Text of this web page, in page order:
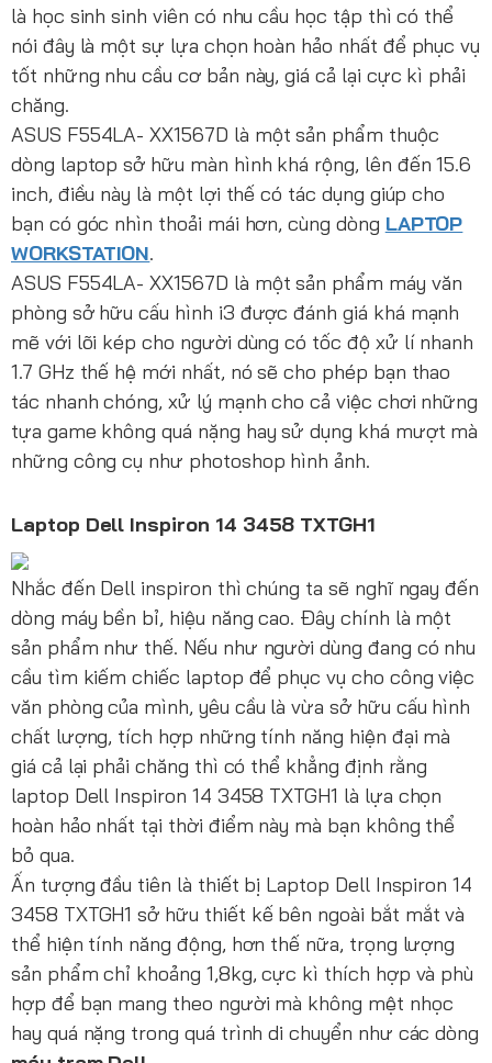
là học sinh sinh viên có nhu cầu học tập thì có thể
nói đây là một sự lựa chọn hoàn hảo nhất để phục vụ
tốt những nhu cầu cơ bản này, giá cả lại cực kì phải
chăng.
ASUS F554LA- XX1567D là một sản phẩm thuộc
dòng laptop sở hữu màn hình khá rộng, lên đến 15.6
inch, điều này là một lợi thế có tác dụng giúp cho
bạn có góc nhìn thoải mái hơn, cùng dòng LAPTOP
WORKSTATION.
ASUS F554LA- XX1567D là một sản phẩm máy văn
phòng sở hữu cấu hình i3 được đánh giá khá mạnh
mẽ với lõi kép cho người dùng có tốc độ xử lí nhanh
1.7 GHz thế hệ mới nhất, nó sẽ cho phép bạn thao
tác nhanh chóng, xử lý mạnh cho cả việc chơi những
tựa game không quá nặng hay sử dụng khá mượt mà
những công cụ như photoshop hình ảnh.
Laptop Dell Inspiron 14 3458 TXTGH1
Nhắc đến Dell inspiron thì chúng ta sẽ nghĩ ngay đến
dòng máy bền bỉ, hiệu năng cao. Đây chính là một
sản phẩm như thế. Nếu như người dùng đang có nhu
cầu tìm kiếm chiếc laptop để phục vụ cho công việc
văn phòng của mình, yêu cầu là vừa sở hữu cấu hình
chất lượng, tích hợp những tính năng hiện đại mà
giá cả lại phải chăng thì có thể khẳng định rằng
laptop Dell Inspiron 14 3458 TXTGH1 là lựa chọn
hoàn hảo nhất tại thời điểm này mà bạn không thể
bỏ qua.
Ấn tượng đầu tiên là thiết bị Laptop Dell Inspiron 14
3458 TXTGH1 sở hữu thiết kế bên ngoài bắt mắt và
thể hiện tính năng động, hơn thế nữa, trọng lượng
sản phẩm chỉ khoảng 1,8kg, cực kì thích hợp và phù
hợp để bạn mang theo người mà không mệt nhọc
hay quá nặng trong quá trình di chuyển như các dòng